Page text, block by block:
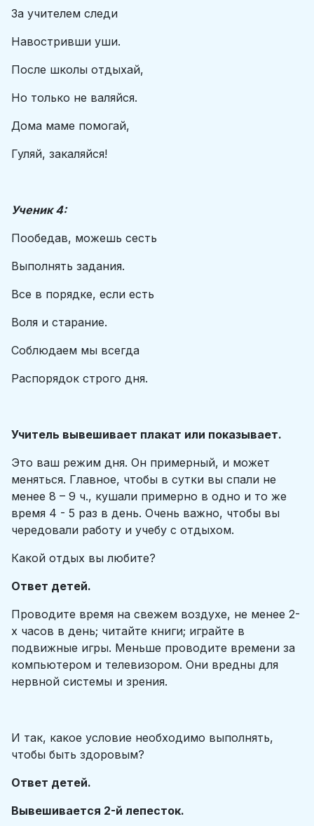
За учителем следи
Навостривши уши.
После школы отдыхай,
Но только не валяйся.
Дома маме помогай,
Гуляй, закаляйся!
Ученик 4:
Пообедав, можешь сесть
Выполнять задания.
Все в порядке, если есть
Воля и старание.
Соблюдаем мы всегда
Распорядок строго дня.
Учитель вывешивает плакат или показывает.
Это ваш режим дня. Он примерный, и может
меняться. Главное, чтобы в сутки вы спали не
менее 8 – 9 ч., кушали примерно в одно и то же
время 4 - 5 раз в день. Очень важно, чтобы вы
чередовали работу и учебу с отдыхом.
Какой отдых вы любите?
Ответ детей.
Проводите время на свежем воздухе, не менее 2-
х часов в день; читайте книги; играйте в
подвижные игры. Меньше проводите времени за
компьютером и телевизором. Они вредны для
нервной системы и зрения.
И так, какое условие необходимо выполнять,
чтобы быть здоровым?
Ответ детей.
Вывешивается 2-й лепесток.